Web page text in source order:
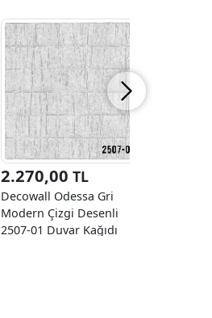
2.270,00 TL
Decowall Odessa Gri
Modern Çizgi Desenli
2507-01 Duvar Kağıdı